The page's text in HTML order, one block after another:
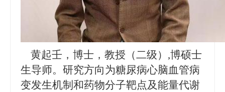
黄起壬 ，博士，教授 （二级） ,博硕士
生导师。 研究方向为糖尿病心脑血管病
变发生机制 和药物分子靶点及能量代谢